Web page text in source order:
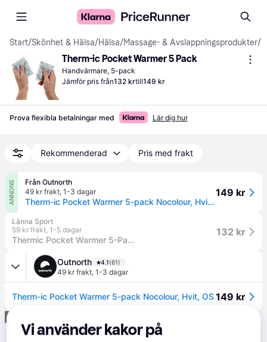
Start/Skönhet & Hälsa/Hälsa/Massage- & Avslappningsprodukter/
Therm-ic Pocket Warmer 5 Pack
Handvärmare, 5-pack
Jämför pris från132 krtill149 kr
Prova flexibla betalningar med Lär dig hur
Rekommenderad Pris med frakt
ANNONS
Från Outnorth
49 kr frakt, 1-3 dagar
Therm-ic Pocket Warmer 5-pack Nocolour, Hvit, OS
149 kr
Länna Sport
59 kr frakt, 1-5 dagar
Thermic Pocket Warmer 5-Pack strl One Size
132 kr
Outnorth 4.1(61)
49 kr frakt, 1-3 dagar
Therm-ic Pocket Warmer 5-pack Nocolour, Hvit, OS149 kr
Annons
Vi använder kakor på